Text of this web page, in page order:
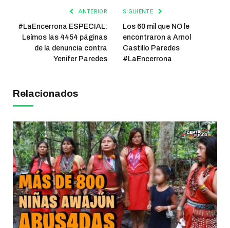
ANTERIOR
#LaEncerrona ESPECIAL:
Leímos las 4454 páginas
de la denuncia contra
Yenifer Paredes
SIGUIENTE
Los 60 mil que NO le
encontraron a Arnol
Castillo Paredes
#LaEncerrona
Relacionados